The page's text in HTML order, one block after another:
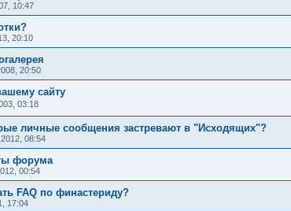
10:47
20:10
20:50
сайту
03:18
личные сообщения застревают в "Исходящих"?
08:54
форума
00:54
FAQ по финастериду?
17:04